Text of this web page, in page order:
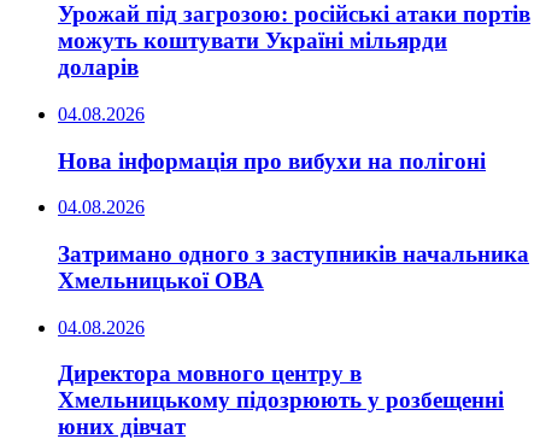
Урожай під загрозою: російські атаки портів
можуть коштувати Україні мільярди
доларів
04.08.2026
Нова інформація про вибухи на полігоні
04.08.2026
Затримано одного з заступників начальника
Хмельницької ОВА
04.08.2026
Директора мовного центру в
Хмельницькому підозрюють у розбещенні
юних дівчат